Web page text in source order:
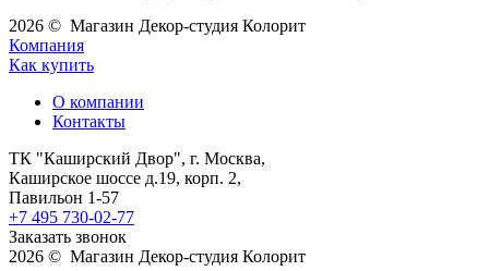
2026 © Магазин Декор-студия Колорит
Компания
Как купить
О компании
Контакты
ТК "Каширский Двор", г. Москва,
Каширское шоссе д.19, корп. 2,
Павильон 1-57
+7 495 730-02-77
Заказать звонок
2026 © Магазин Декор-студия Колорит